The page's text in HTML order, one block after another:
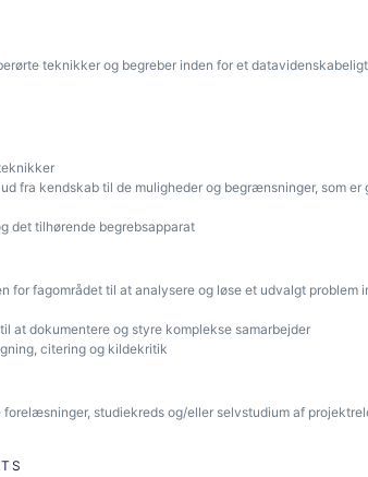
teknikker og begreber inden for et datavidenskabeligt
fra kendskab til de muligheder og begrænsninger, som er
det tilhørende begrebsapparat
for fagområdet til at analysere og løse et udvalgt problem
at dokumentere og styre komplekse samarbejder
citering og kildekritik
studiekreds og/eller selvstudium af